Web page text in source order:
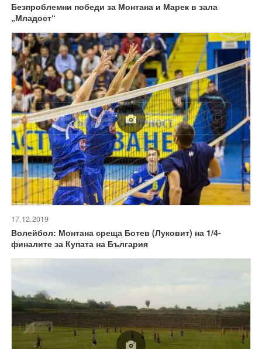
Безпроблемни победи за Монтана и Марек в зала
„Младост“
17.12.2019
Волейбол: Монтана среща Ботев (Луковит) на 1/4-
финалите за Купата на България